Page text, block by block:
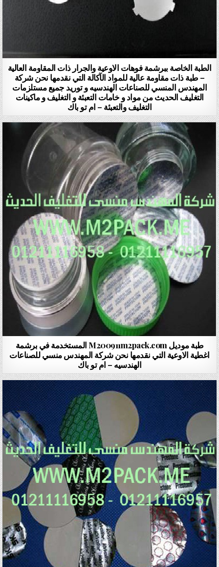
الطبة الخاصة ببرشمة فوهات الاوعية والجرار ذات المقاومة العالية
– طبة ذات مقاومة عالية للمواد الآكالة التي نقدمها نحن شركة
المهندس المنسي للصناعات الهندسيه و توريد جميع مستلزمات
التغليف الحديث من مواد و خامات التعبئة و التغليف و ماكينات
التغليف والتعبئة – ام تو باك
طبة موديل M200911m2pack.com المستخدمة في برشمة
اغطية الاوعية التي نقدمها نحن شركة المهندس منسي للصناعات
الهندسيه – ام تو باك